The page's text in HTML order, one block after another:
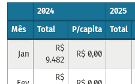
2024 2025
Mês
Total P/capita Total
Jan
R$
9.482
R$ 0,00
R$